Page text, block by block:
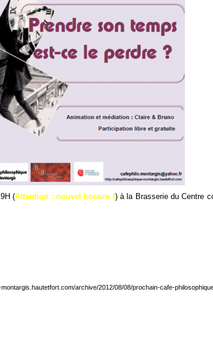
(Attention : nouvel horaire !) à la Brasserie du Centre
archive/2012/08/08/prochain-cafe-